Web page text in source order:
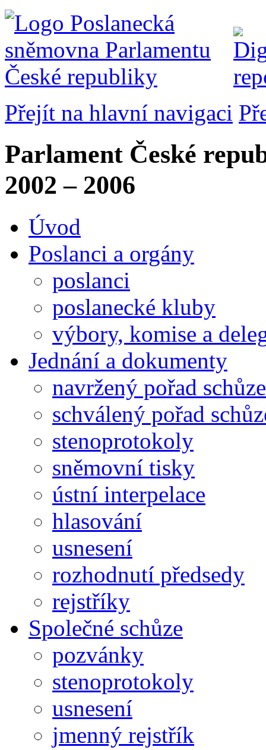
Přejít na hlavní navigaci
Parlament České
2002 – 2006
Úvod
Poslanci a orgány
poslanci
poslanecké kluby
výbory, komise a
Jednání a dokumenty
navržený pořad schůze
schválený pořad
stenoprotokoly
sněmovní tisky
ústní interpelace
hlasování
usnesení
rozhodnutí předsedy
rejstříky
Společné schůze
pozvánky
stenoprotokoly
usnesení
jmenný rejstřík